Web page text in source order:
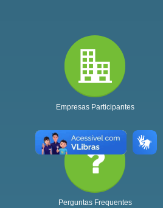
Empresas Participantes
Perguntas Frequentes